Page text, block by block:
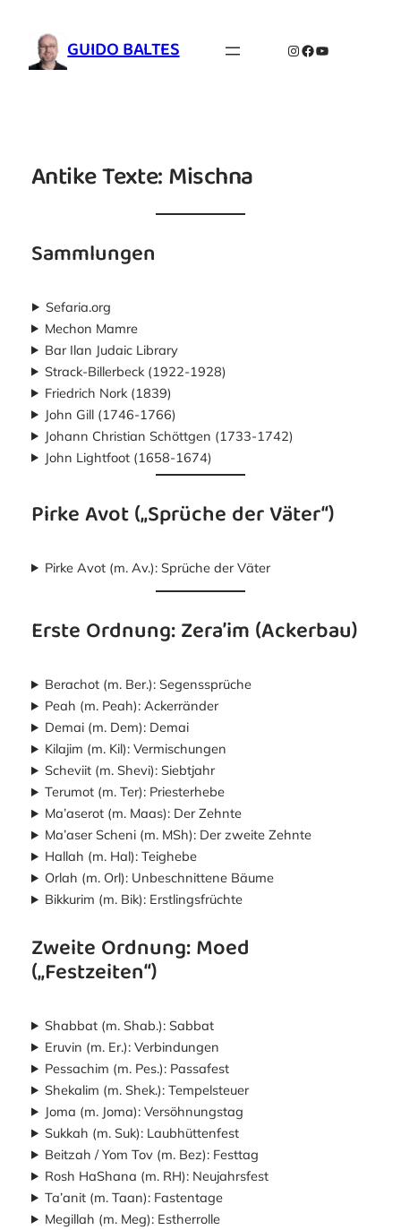
Inhalt
springen GUIDO BALTES Instagram
Facebook
YouTube
Antike Texte: Mischna
Sammlungen
Sefaria.org
Mechon Mamre
Bar Ilan Judaic Library
Strack-Billerbeck (1922-1928)
Friedrich Nork (1839)
John Gill (1746-1766)
Johann Christian Schöttgen (1733-1742)
John Lightfoot (1658-1674)
Pirke Avot („Sprüche der Väter“)
Pirke Avot (m. Av.): Sprüche der Väter
Erste Ordnung: Zera’im (Ackerbau)
Berachot (m. Ber.): Segenssprüche
Peah (m. Peah): Ackerränder
Demai (m. Dem): Demai
Kilajim (m. Kil): Vermischungen
Scheviit (m. Shevi): Siebtjahr
Terumot (m. Ter): Priesterhebe
Ma’aserot (m. Maas): Der Zehnte
Ma’aser Scheni (m. MSh): Der zweite Zehnte
Hallah (m. Hal): Teighebe
Orlah (m. Orl): Unbeschnittene Bäume
Bikkurim (m. Bik): Erstlingsfrüchte
Zweite Ordnung: Moed
(„Festzeiten“)
Shabbat (m. Shab.): Sabbat
Eruvin (m. Er.): Verbindungen
Pessachim (m. Pes.): Passafest
Shekalim (m. Shek.): Tempelsteuer
Joma (m. Joma): Versöhnungstag
Sukkah (m. Suk): Laubhüttenfest
Beitzah / Yom Tov (m. Bez): Festtag
Rosh HaShana (m. RH): Neujahrsfest
Ta’anit (m. Taan): Fastentage
Megillah (m. Meg): Estherrolle